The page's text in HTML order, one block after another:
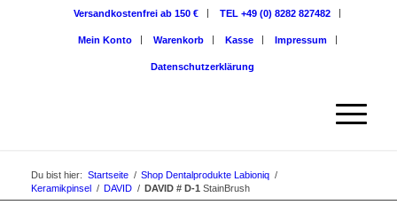
Versandkostenfrei ab 150 € TEL +49 (0) 8282 827482
Mein Konto Warenkorb Kasse Impressum
Datenschutzerklärung
Du bist hier: Startseite / Shop Dentalprodukte Labioniq /
Keramikpinsel / DAVID / DAVID # D-1 StainBrush